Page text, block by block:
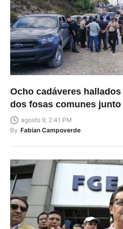
Ocho cadáveres
dos fosas comunes junto
agosto 9, 2:41 PM
By Fabian Campoverde